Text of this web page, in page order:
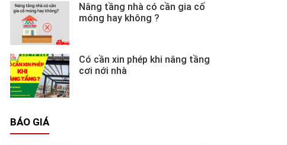
Nâng tầng nhà có cần gia cố
móng hay không ?
Có cần xin phép khi nâng tầng
cơi nới nhà
BÁO GIÁ